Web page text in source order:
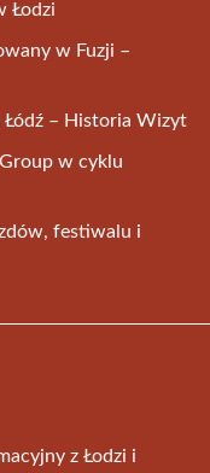
Łodzi
w Fuzji –
– Historia Wizyt
w cyklu
festiwalu i
z Łodzi i